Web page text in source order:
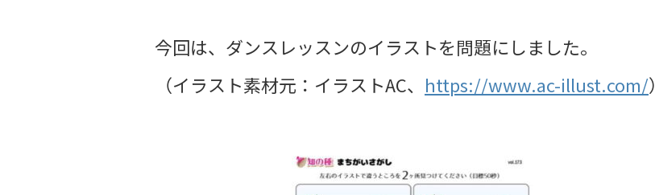
今回は、ダンスレッスンのイラストを問題にしました。
（イラスト素材元：イラストAC、 https://www.ac-illust.com/）